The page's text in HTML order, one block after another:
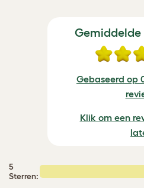
Gebaseerd op
Klik om een
5
Sterren: